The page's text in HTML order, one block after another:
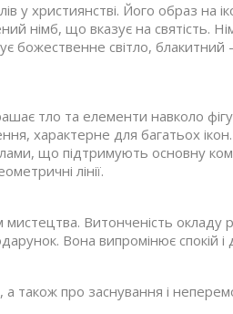
християнстві. Його образ на
німб, що вказує на святість.
божественне світло, блакитний
тло та елементи навколо
характерне для багатьох
що підтримують основну
лінії.
Витонченість окладу
Вона випромінює спокій і
також про заснування і